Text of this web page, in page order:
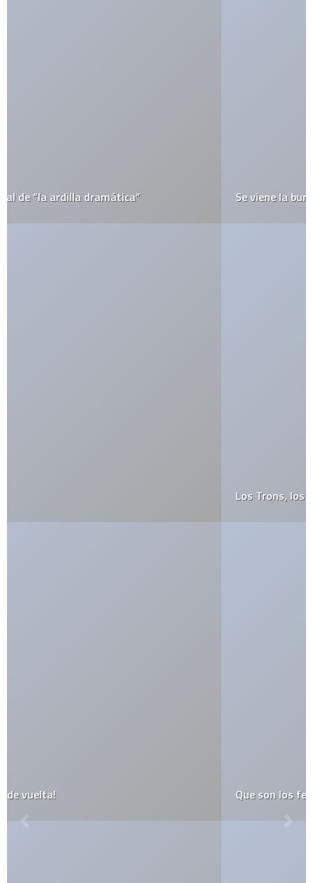
Se viene la burbuja 2.0?
Que son los feeds y como usarlos?